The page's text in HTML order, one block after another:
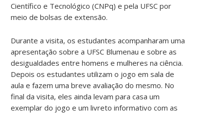
Científico e Tecnológico (CNPq) e pela UFSC por
meio de bolsas de extensão.
Durante a visita, os estudantes acompanharam uma
apresentação sobre a UFSC Blumenau e sobre as
desigualdades entre homens e mulheres na ciência.
Depois os estudantes utilizam o jogo em sala de
aula e fazem uma breve avaliação do mesmo. No
final da visita, eles ainda levam para casa um
exemplar do jogo e um livreto informativo com as